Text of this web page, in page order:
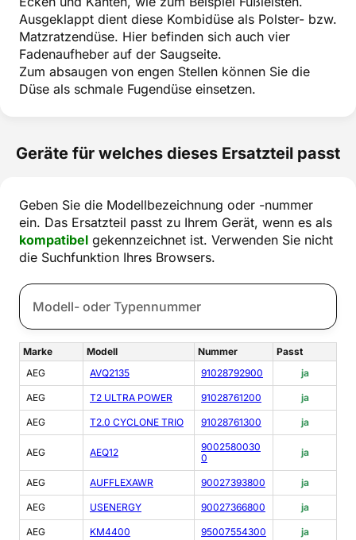
Ausgeklappt dient diese Kombidüse als Polster- bzw.
Matzratzendüse. Hier befinden sich auch vier
Fadenaufheber auf der Saugseite.
Zum absaugen von engen Stellen können Sie die
Düse als schmale Fugendüse einsetzen.
Geräte für welches dieses Ersatzteil passt
Geben Sie die Modellbezeichnung oder -nummer
ein. Das Ersatzteil passt zu Ihrem Gerät, wenn es als
kompatibel gekennzeichnet ist. Verwenden Sie nicht
die Suchfunktion Ihres Browsers.
Marke Modell Nummer
Passt
AEG
AVQ2135 91028792900 ja
AEG T2 ULTRA POWER 91028761200 ja
AEG T2.0 CYCLONE TRIO 91028761300 ja
AEG AEQ12
9002580030
0
ja
AEG AUFFLEXAWR 90027393800 ja
AEG USENERGY 90027366800 ja
AEG KM4400 95007554300 ja